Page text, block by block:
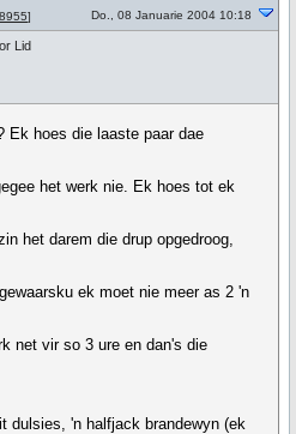
] Do., 08 Januarie 2004 10:18
Lid
Ek hoes die laaste paar dae
het werk nie. Ek hoes tot ek
het darem die drup opgedroog,
ek moet nie meer as 2 'n
net vir so 3 ure en dan's die
dulsies, 'n halfjack brandewyn (ek